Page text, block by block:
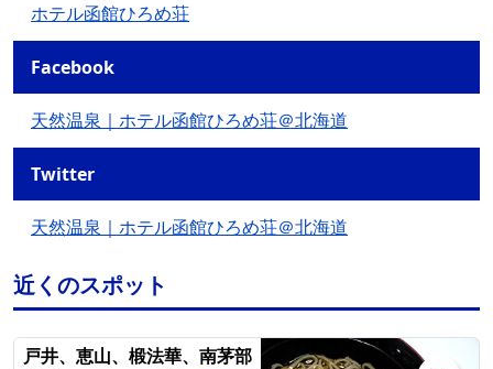
ホテル函館ひろめ荘
Facebook
天然温泉｜ホテル函館ひろめ荘＠北海道
Twitter
天然温泉｜ホテル函館ひろめ荘＠北海道
近くのスポット
戸井、恵山、椴法華、南茅部